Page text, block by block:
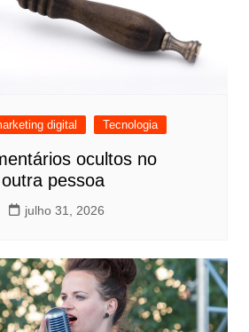
digital Tecnologia
ocultos no
pessoa
julho 31, 2026